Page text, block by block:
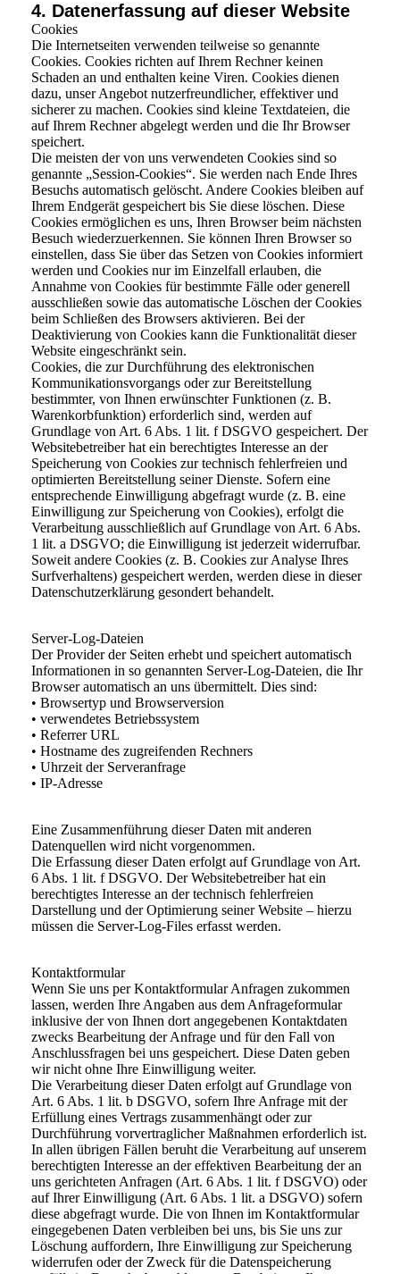
4. Datenerfassung auf dieser Website
Cookies
Die Internetseiten verwenden teilweise so genannte
Cookies. Cookies richten auf Ihrem Rechner keinen
Schaden an und enthalten keine Viren. Cookies dienen
dazu, unser Angebot nutzerfreundlicher, effektiver und
sicherer zu machen. Cookies sind kleine Textdateien, die
auf Ihrem Rechner abgelegt werden und die Ihr Browser
speichert.
Die meisten der von uns verwendeten Cookies sind so
genannte „Session-Cookies“. Sie werden nach Ende Ihres
Besuchs automatisch gelöscht. Andere Cookies bleiben auf
Ihrem Endgerät gespeichert bis Sie diese löschen. Diese
Cookies ermöglichen es uns, Ihren Browser beim nächsten
Besuch wiederzuerkennen. Sie können Ihren Browser so
einstellen, dass Sie über das Setzen von Cookies informiert
werden und Cookies nur im Einzelfall erlauben, die
Annahme von Cookies für bestimmte Fälle oder generell
ausschließen sowie das automatische Löschen der Cookies
beim Schließen des Browsers aktivieren. Bei der
Deaktivierung von Cookies kann die Funktionalität dieser
Website eingeschränkt sein.
Cookies, die zur Durchführung des elektronischen
Kommunikationsvorgangs oder zur Bereitstellung
bestimmter, von Ihnen erwünschter Funktionen (z. B.
Warenkorbfunktion) erforderlich sind, werden auf
Grundlage von Art. 6 Abs. 1 lit. f DSGVO gespeichert. Der
Websitebetreiber hat ein berechtigtes Interesse an der
Speicherung von Cookies zur technisch fehlerfreien und
optimierten Bereitstellung seiner Dienste. Sofern eine
entsprechende Einwilligung abgefragt wurde (z. B. eine
Einwilligung zur Speicherung von Cookies), erfolgt die
Verarbeitung ausschließlich auf Grundlage von Art. 6 Abs.
1 lit. a DSGVO; die Einwilligung ist jederzeit widerrufbar.
Soweit andere Cookies (z. B. Cookies zur Analyse Ihres
Surfverhaltens) gespeichert werden, werden diese in dieser
Datenschutzerklärung gesondert behandelt.
Server-Log-Dateien
Der Provider der Seiten erhebt und speichert automatisch
Informationen in so genannten Server-Log-Dateien, die Ihr
Browser automatisch an uns übermittelt. Dies sind:
• Browsertyp und Browserversion
• verwendetes Betriebssystem
• Referrer URL
• Hostname des zugreifenden Rechners
• Uhrzeit der Serveranfrage
• IP-Adresse
Eine Zusammenführung dieser Daten mit anderen
Datenquellen wird nicht vorgenommen.
Die Erfassung dieser Daten erfolgt auf Grundlage von Art.
6 Abs. 1 lit. f DSGVO. Der Websitebetreiber hat ein
berechtigtes Interesse an der technisch fehlerfreien
Darstellung und der Optimierung seiner Website – hierzu
müssen die Server-Log-Files erfasst werden.
Kontaktformular
Wenn Sie uns per Kontaktformular Anfragen zukommen
lassen, werden Ihre Angaben aus dem Anfrageformular
inklusive der von Ihnen dort angegebenen Kontaktdaten
zwecks Bearbeitung der Anfrage und für den Fall von
Anschlussfragen bei uns gespeichert. Diese Daten geben
wir nicht ohne Ihre Einwilligung weiter.
Die Verarbeitung dieser Daten erfolgt auf Grundlage von
Art. 6 Abs. 1 lit. b DSGVO, sofern Ihre Anfrage mit der
Erfüllung eines Vertrags zusammenhängt oder zur
Durchführung vorvertraglicher Maßnahmen erforderlich ist.
In allen übrigen Fällen beruht die Verarbeitung auf unserem
berechtigten Interesse an der effektiven Bearbeitung der an
uns gerichteten Anfragen (Art. 6 Abs. 1 lit. f DSGVO) oder
auf Ihrer Einwilligung (Art. 6 Abs. 1 lit. a DSGVO) sofern
diese abgefragt wurde. Die von Ihnen im Kontaktformular
eingegebenen Daten verbleiben bei uns, bis Sie uns zur
Löschung auffordern, Ihre Einwilligung zur Speicherung
widerrufen oder der Zweck für die Datenspeicherung